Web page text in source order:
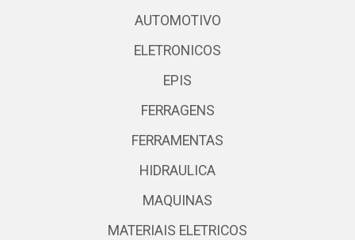
AUTOMOTIVO
ELETRONICOS
EPIS
FERRAGENS
FERRAMENTAS
HIDRAULICA
MAQUINAS
MATERIAIS ELETRICOS